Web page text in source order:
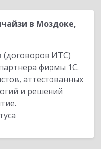
в Моздоке,
(договоров ИТС)
фирмы 1С.
аттестованных
и решений